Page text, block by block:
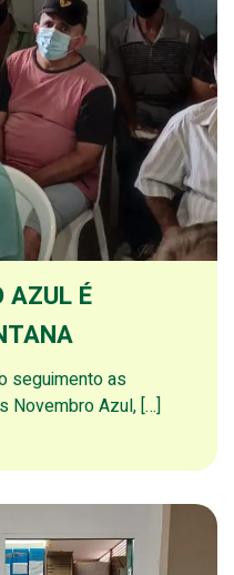
AZUL É
seguimento as
Novembro Azul, […]